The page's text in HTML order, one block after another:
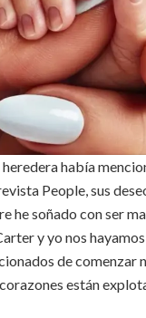
había
People, sus
he soñado con ser
y yo nos
de comenzar
están